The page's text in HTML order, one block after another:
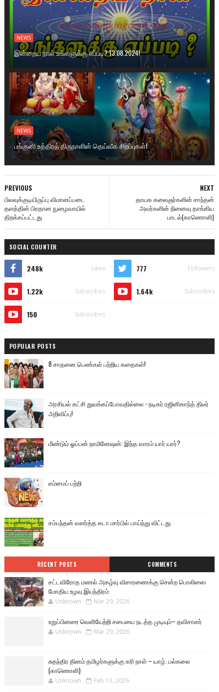
NEWS
இன்றைய நாள் உங்களுக்கு எப்படி? 13.08.2024!
NEWS
பங்குனி உத்திரத் திருநாளின் தெய்வீக சிறப்புகள்!
NEXT
தாயக கலைஞர்களின் சாந்தன்
அவர்களின் நினைவு தாங்கிய
பாடல்(காணொளி)
PREVIOUS
பிலவுக்குடியிருப்பு விமானப்படை
தளத்தின் பிரதான நுழைவாயில்
திறக்கப்பட்டது
SOCIAL COUNTER
248k Likes 777 Followers
1.22k Subscribes 1.64k Subscribes
150 Subscribes
POPULAR POSTS
8 சாதனை பெண்கள் பற்றிய கதைகள்!
அரசியல் கட்சி துவங்கப்போவதில்லை - நடிகர் ரஜினிகாந்த் திடீர்
அறிவிப்பு!
மீண்டும் ஓப்பன் நாமினேஷன்: இந்த வாரம் யார் யார்?
எம்மைப் பற்றி
சம்பந்தன் வளர்த்த கடா மார்பில் பாய்ந்து விட்டது
RECENT POSTS COMMENTS
சட்டவிரோத மணல் அகழ்வு விசாரணைக்கு சென்ற பொலிஸை
மோதிய உழவு இயந்திரம்
Unknown Mar 29, 2026
உறுப்பினரை வெளியேற்றி சபையை நடத்த முடியும்– தவிசாளர்
Unknown Mar 29, 2026
சுதந்திர தினம் தமிழர்களுக்கு கரி நாள் – யாழ். பல்கலை
(காணொளி)
Unknown Feb 13, 2026